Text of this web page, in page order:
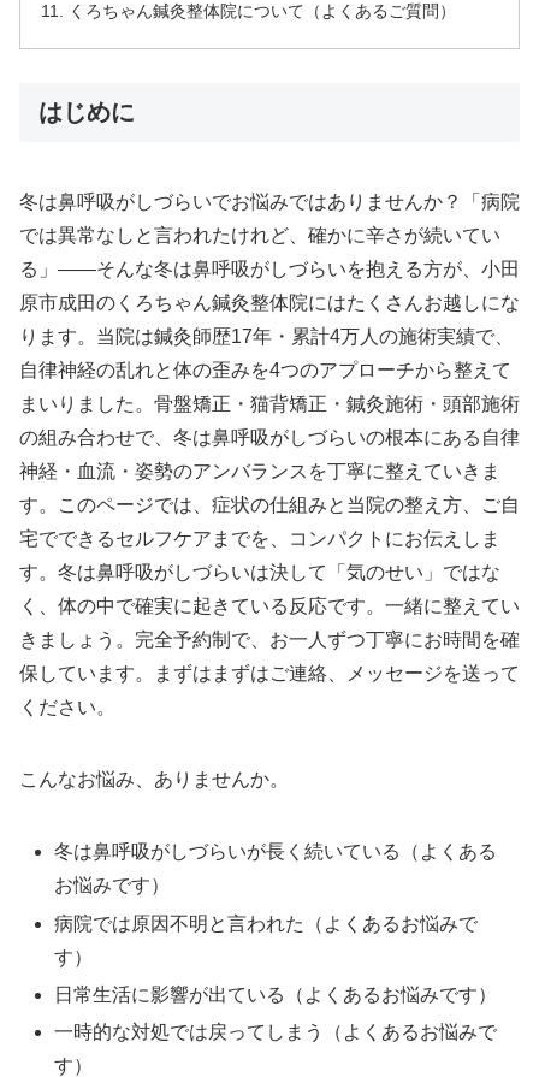
くろちゃん鍼灸整体院について（よくあるご質問）
はじめに
冬は鼻呼吸がしづらいでお悩みではありませんか？「病院
では異常なしと言われたけれど、確かに辛さが続いてい
る」——そんな冬は鼻呼吸がしづらいを抱える方が、小田
原市成田のくろちゃん鍼灸整体院にはたくさんお越しにな
ります。当院は鍼灸師歴17年・累計4万人の施術実績で、
自律神経の乱れと体の歪みを4つのアプローチから整えて
まいりました。骨盤矯正・猫背矯正・鍼灸施術・頭部施術
の組み合わせで、冬は鼻呼吸がしづらいの根本にある自律
神経・血流・姿勢のアンバランスを丁寧に整えていきま
す。このページでは、症状の仕組みと当院の整え方、ご自
宅でできるセルフケアまでを、コンパクトにお伝えしま
す。冬は鼻呼吸がしづらいは決して「気のせい」ではな
く、体の中で確実に起きている反応です。一緒に整えてい
きましょう。完全予約制で、お一人ずつ丁寧にお時間を確
保しています。まずはまずはご連絡、メッセージを送って
ください。
こんなお悩み、ありませんか。
冬は鼻呼吸がしづらいが長く続いている（よくある
お悩みです）
病院では原因不明と言われた（よくあるお悩みで
す）
日常生活に影響が出ている（よくあるお悩みです）
一時的な対処では戻ってしまう（よくあるお悩みで
す）